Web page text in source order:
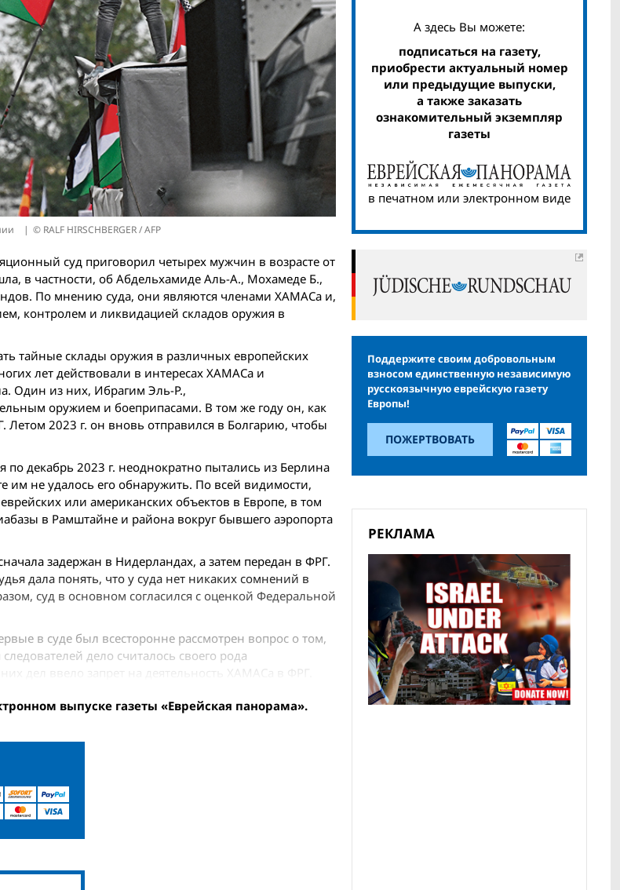
© RALF HIRSCHBERGER / AFP
суд приговорил четырех мужчин в возрасте от
в частности, об Абдельхамиде Аль-А., Мохамеде Б.,
По мнению суда, они являются членами ХАМАСа и,
контролем и ликвидацией складов оружия в
тайные склады оружия в различных европейских
лет действовали в интересах ХАМАСа и
Один из них, Ибрагим Эль-Р.,
оружием и боеприпасами. В том же году он, как
Летом 2023 г. он вновь отправился в Болгарию, чтобы
по декабрь 2023 г. неоднократно пытались из Берлина
не удалось его обнаружить. По всей видимости,
или американских объектов в Европе, в том
в Рамштайне и района вокруг бывшего аэропорта
задержан в Нидерландах, а затем передан в ФРГ.
дала понять, что у суда нет никаких сомнений в
суд в основном согласился с оценкой Федеральной
в суде был всесторонне рассмотрен вопрос о том,
дело считалось своего рода
дел ввело запрет на деятельность ХАМАСа в ФРГ.
выпуске газеты «Еврейская панорама».
А здесь Вы можете:
подписаться на газету,
приобрести актуальный номер
или предыдущие выпуски,
а также заказать
ознакомительный экземпляр
газеты
в печатном или электронном виде
Поддержите своим добровольным
взносом единственную независимую
русскоязычную еврейскую газету
Европы!
ПОЖЕРТВОВАТЬ
РЕКЛАМА